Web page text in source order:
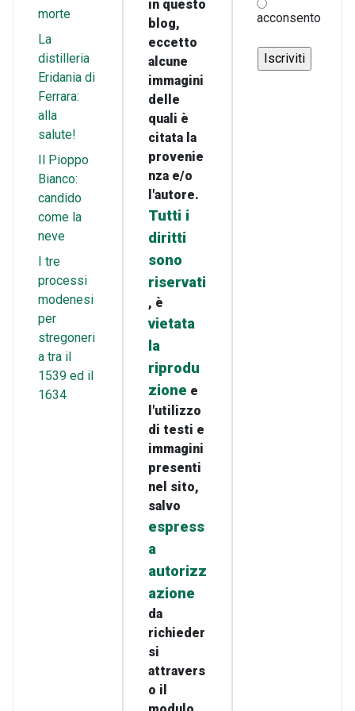
morte
La
distilleria
Eridania di
Ferrara:
alla
salute!
Il Pioppo
Bianco:
candido
come la
neve
I tre
processi
modenesi
per
stregoneri
a tra il
1539 ed il
1634
in questo
blog,
eccetto
alcune
immagini
delle
quali è
citata la
provenie
nza e/o
l'autore.
Tutti i
diritti
sono
riservati
, è
vietata
la
riprodu
zione e
l'utilizzo
di testi e
immagini
presenti
nel sito,
salvo
espress
a
autorizz
azione
da
richieder
si
attravers
o il
acconsento